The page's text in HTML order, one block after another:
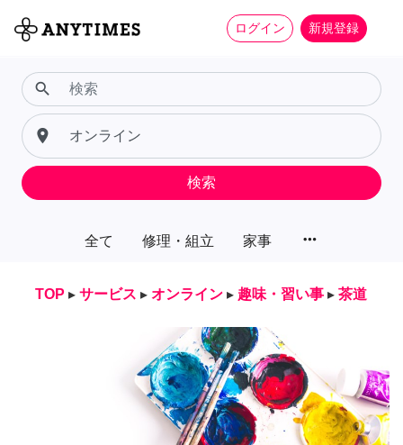
ログイン 新規登録
全て 修理・組立 家事 more_horiz
search
place
検索
TOP ▸ サービス ▸ オンライン ▸ 趣味・習い事 ▸ 茶道